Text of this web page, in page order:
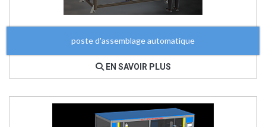
poste d'assemblage automatique
EN SAVOIR PLUS